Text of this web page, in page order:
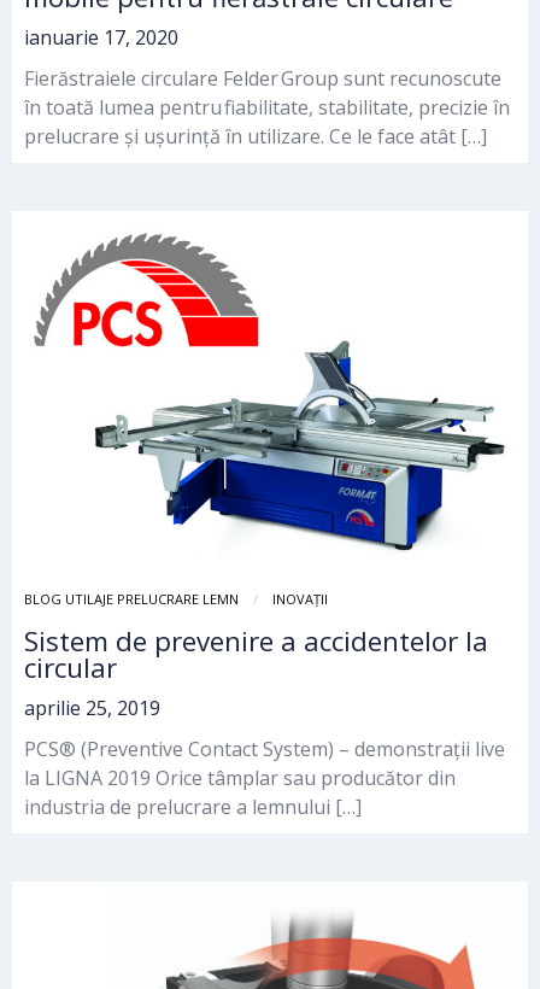
ianuarie 17, 2020
Fierăstraiele circulare Felder Group sunt recunoscute
în toată lumea pentru fiabilitate, stabilitate, precizie în
prelucrare și ușurință în utilizare. Ce le face atât […]
BLOG UTILAJE PRELUCRARE LEMN INOVAȚII
Sistem de prevenire a accidentelor la
circular
aprilie 25, 2019
PCS® (Preventive Contact System) – demonstrații live
la LIGNA 2019 Orice tâmplar sau producător din
industria de prelucrare a lemnului […]